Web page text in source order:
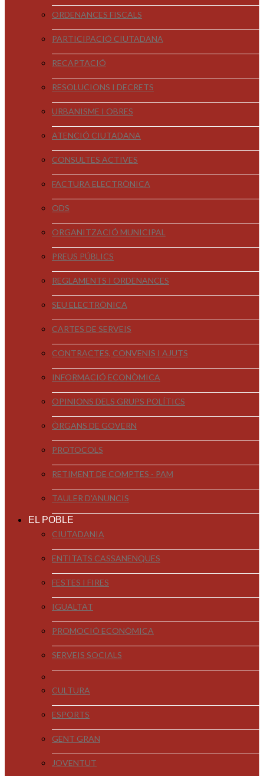
ORDENANCES FISCALS
PARTICIPACIÓ CIUTADANA
RECAPTACIÓ
RESOLUCIONS I DECRETS
URBANISME I OBRES
ATENCIÓ CIUTADANA
CONSULTES ACTIVES
FACTURA ELECTRÒNICA
ODS
ORGANITZACIÓ MUNICIPAL
PREUS PÚBLICS
REGLAMENTS I ORDENANCES
SEU ELECTRÒNICA
CARTES DE SERVEIS
CONTRACTES, CONVENIS I AJUTS
INFORMACIÓ ECONÒMICA
OPINIONS DELS GRUPS POLÍTICS
ÒRGANS DE GOVERN
PROTOCOLS
RETIMENT DE COMPTES - PAM
TAULER D'ANUNCIS
EL POBLE
CIUTADANIA
ENTITATS CASSANENQUES
FESTES I FIRES
IGUALTAT
PROMOCIÓ ECONÒMICA
SERVEIS SOCIALS
CULTURA
ESPORTS
GENT GRAN
JOVENTUT